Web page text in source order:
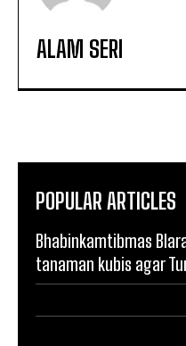
ALAM SERI
POPULAR ARTICLES
Bhabinkamtibmas
tanaman kubis agar